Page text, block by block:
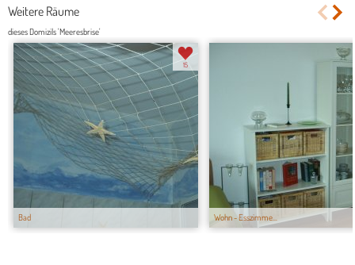
Weitere Räume
dieses Domizils 'Meeresbrise'
Bad
15
Wohn - Esszimme...